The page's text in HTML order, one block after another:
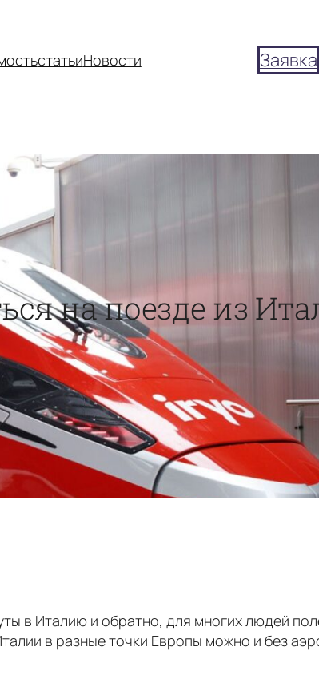
статьиНовости Заявка
на поезде из
в Италию и обратно, для многих людей
в разные точки Европы можно и без